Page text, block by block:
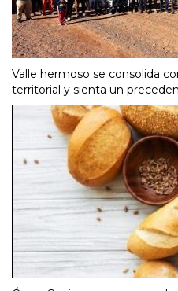
Valle hermoso se consolida
territorial y sienta un